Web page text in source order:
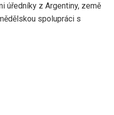
úředníky z Argentiny, země
spolupráci s